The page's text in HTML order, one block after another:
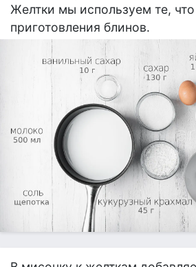
Желтки мы используем те,
приготовления блинов.